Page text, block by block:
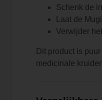
Schenk de
Laat de
Verwijder
Dit product is
medicinale